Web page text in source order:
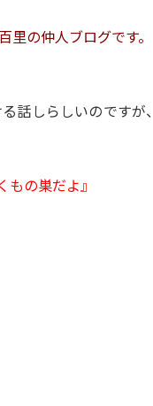
の仲人ブログです。
話しらしいのですが
もの巣だよ』